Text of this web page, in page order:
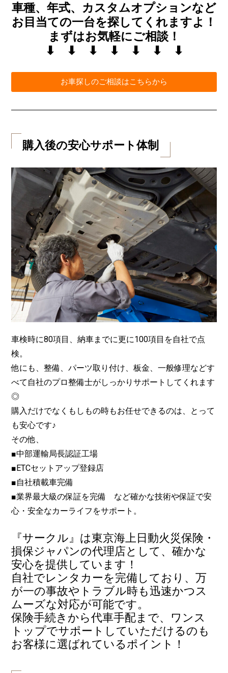
車種、年式、カスタムオプションなど
お目当ての一台を探してくれますよ！
まずはお気軽にご相談！
⬇︎ ⬇︎ ⬇︎ ⬇︎ ⬇︎ ⬇︎ ⬇︎
お車探しのご相談はこちらから
購入後の安心サポート体制
車検時に80項目、納車までに更に100項目を自社で点
検。
他にも、整備、パーツ取り付け、板金、一般修理などす
べて自社のプロ整備士がしっかりサポートしてくれます
◎
購入だけでなくもしもの時もお任せできるのは、とって
も安心です♪
その他、
■中部運輸局長認証工場
■ETCセットアップ登録店
■自社積載車完備
■業界最大級の保証を完備 など確かな技術や保証で安
心・安全なカーライフをサポート。
『サークル』は東京海上日動火災保険・
損保ジャパンの代理店として、確かな
安心を提供しています！
自社でレンタカーを完備しており、万
が一の事故やトラブル時も迅速かつス
ムーズな対応が可能です。
保険手続きから代車手配まで、ワンス
トップでサポートしていただけるのも
お客様に選ばれているポイント！